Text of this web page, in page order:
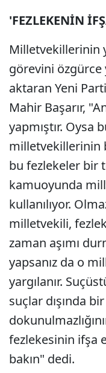
'FEZLEKENİN
Milletvekillerinin
görevini özgürce
aktaran Yeni
Mahir Başarır,
yapmıştır. Oysa
milletvekillerinin
bu fezlekeler bir
kamuoyunda
kullanılıyor.
milletvekili,
zaman aşımı
yapsanız da o
yargılanır.
suçlar dışında
fezlekesinin ifşa
bakın" dedi.